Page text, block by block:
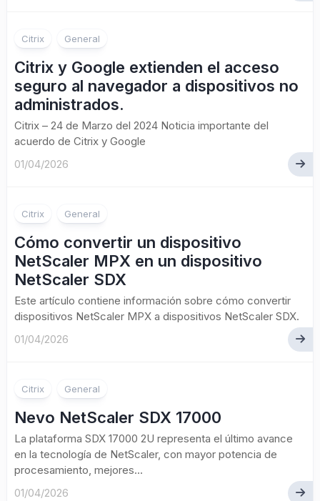
Citrix General
Citrix y Google extienden el acceso
seguro al navegador a dispositivos no
administrados.
Citrix – 24 de Marzo del 2024 Noticia importante del
acuerdo de Citrix y Google
01/04/2026
Citrix General
Cómo convertir un dispositivo
NetScaler MPX en un dispositivo
NetScaler SDX
Este artículo contiene información sobre cómo convertir
dispositivos NetScaler MPX a dispositivos NetScaler SDX.
01/04/2026
Citrix General
Nevo NetScaler SDX 17000
La plataforma SDX 17000 2U representa el último avance
en la tecnología de NetScaler, con mayor potencia de
procesamiento, mejores...
01/04/2026